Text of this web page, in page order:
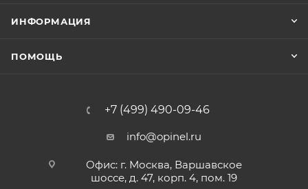
ИНФОРМАЦИЯ
ПОМОЩЬ
+7 (499) 490-09-46
info@opinel.ru
Офис: г. Москва, Варшавское
шоссе, д. 47, корп. 4, пом. 19